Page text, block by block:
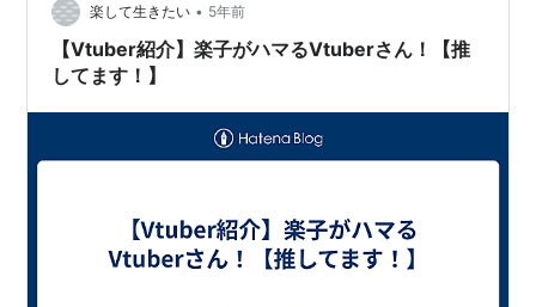
楽して生きたい • 5年前
【Vtuber紹介】楽子がハマるVtuberさん！【推
してます！】